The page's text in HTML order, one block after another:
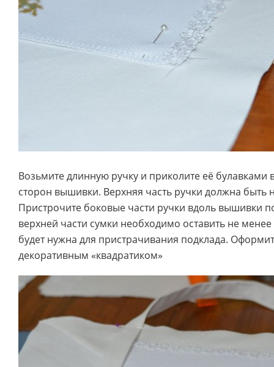
Возьмите длинную ручку и приколите её булавками
сторон вышивки. Верхняя часть ручки должна быть
Пристрочите боковые части ручки вдоль вышивки
верхней части сумки необходимо оставить не менее
будет нужна для пристрачивания подклада.
декоративным «квадратиком»